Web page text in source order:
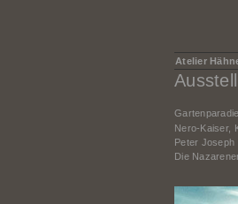
Atelier
Nero-Kaiser,
Peter Joseph
Die